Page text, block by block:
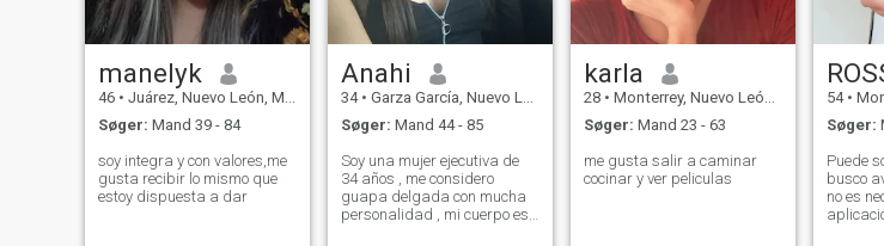
manelyk
46 • Juárez, Nuevo León, Mexico
Søger: Mand 39 - 84
soy integra y con valores,me
gusta recibir lo mismo que
estoy dispuesta a dar
Anahi
34 • Garza García, Nuevo León, Mexico
Søger: Mand 44 - 85
Soy una mujer ejecutiva de
34 años , me considero
guapa delgada con mucha
personalidad , mi cuerpo es
karla
28 • Monterrey, Nuevo León, Mexico
Søger: Mand 23 - 63
me gusta salir a caminar
cocinar y ver peliculas
54 •
Søger:
Puede
busco
no es